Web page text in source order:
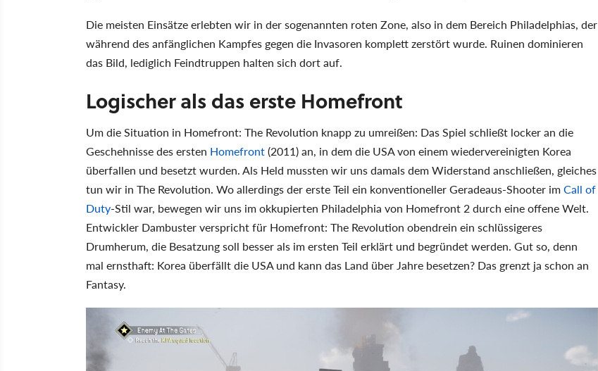
Die meisten Einsätze erlebten wir in der sogenannten roten Zone, also in dem Bereich Philadelphias, der
während des anfänglichen Kampfes gegen die Invasoren komplett zerstört wurde. Ruinen dominieren
das Bild, lediglich Feindtruppen halten sich dort auf.
Logischer als das erste Homefront
Um die Situation in Homefront: The Revolution knapp zu umreißen: Das Spiel schließt locker an die
Geschehnisse des ersten Homefront(2011) an, in dem die USA von einem wiedervereinigten Korea
überfallen und besetzt wurden. Als Held mussten wir uns damals dem Widerstand anschließen, gleiches
tun wir in The Revolution. Wo allerdings der erste Teil ein konventioneller Geradeaus-Shooter imCall of
Duty-Stil war, bewegen wir uns im okkupierten Philadelphia von Homefront 2 durch eine offene Welt.
Entwickler Dambuster verspricht für Homefront: The Revolution obendrein ein schlüssigeres
Drumherum, die Besatzung soll besser als im ersten Teil erklärt und begründet werden. Gut so, denn
mal ernsthaft: Korea überfällt die USA und kann das Land über Jahre besetzen? Das grenzt ja schon an
Fantasy.